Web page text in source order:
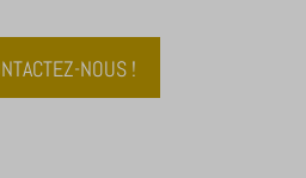
NOUS !